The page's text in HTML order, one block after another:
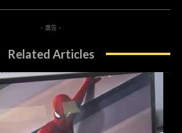
- 廣告 -
Related Articles